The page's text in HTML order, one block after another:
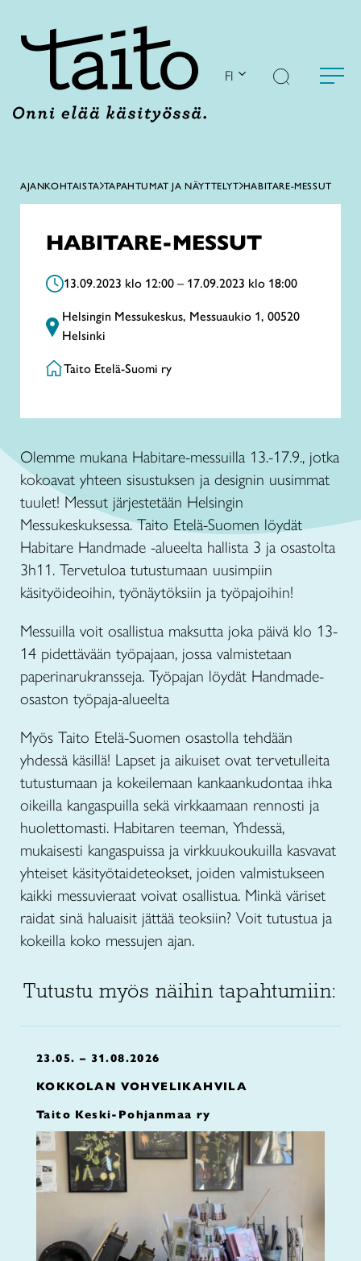
FI
AJANKOHTAISTA TAPAHTUMAT JA NÄYTTELYT HABITARE-MESSUT
HABITARE-MESSUT
13.09.2023 klo 12:00 – 17.09.2023 klo 18:00
Helsingin Messukeskus, Messuaukio 1, 00520
Helsinki
Taito Etelä-Suomi ry
Olemme mukana Habitare-messuilla 13.-17.9., jotka
kokoavat yhteen sisustuksen ja designin uusimmat
tuulet! Messut järjestetään Helsingin
Messukeskuksessa. Taito Etelä-Suomen löydät
Habitare Handmade -alueelta hallista 3 ja osastolta
3h11. Tervetuloa tutustumaan uusimpiin
käsityöideoihin, työnäytöksiin ja työpajoihin!
Messuilla voit osallistua maksutta joka päivä klo 13-
14 pidettävään työpajaan, jossa valmistetaan
paperinarukransseja. Työpajan löydät Handmade-
osaston työpaja-alueelta
Myös Taito Etelä-Suomen osastolla tehdään
yhdessä käsillä! Lapset ja aikuiset ovat tervetulleita
tutustumaan ja kokeilemaan kankaankudontaa ihka
oikeilla kangaspuilla sekä virkkaamaan rennosti ja
huolettomasti. Habitaren teeman, Yhdessä,
mukaisesti kangaspuissa ja virkkuukoukuilla kasvavat
yhteiset käsityötaideteokset, joiden valmistukseen
kaikki messuvieraat voivat osallistua. Minkä väriset
raidat sinä haluaisit jättää teoksiin? Voit tutustua ja
kokeilla koko messujen ajan.
Tutustu myös näihin tapahtumiin:
23.05. – 31.08.2026
KOKKOLAN VOHVELIKAHVILA
Taito Keski-Pohjanmaa ry